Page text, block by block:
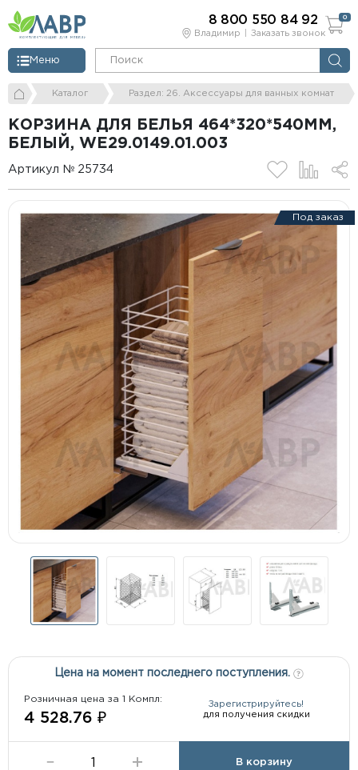
Владимир Заказать звонок
Меню
8 800 550 84 92 0
Каталог Раздел: 26. Аксессуары для ванных комнат
КОРЗИНА ДЛЯ БЕЛЬЯ 464*320*540ММ,
БЕЛЫЙ, WE29.0149.01.003
Артикул № 25734
Под заказ
Цена на момент последнего поступления.
Розничная цена за 1 Компл:
4 528.76 ₽
Зарегистрируйтесь!
для получения скидки
В корзину